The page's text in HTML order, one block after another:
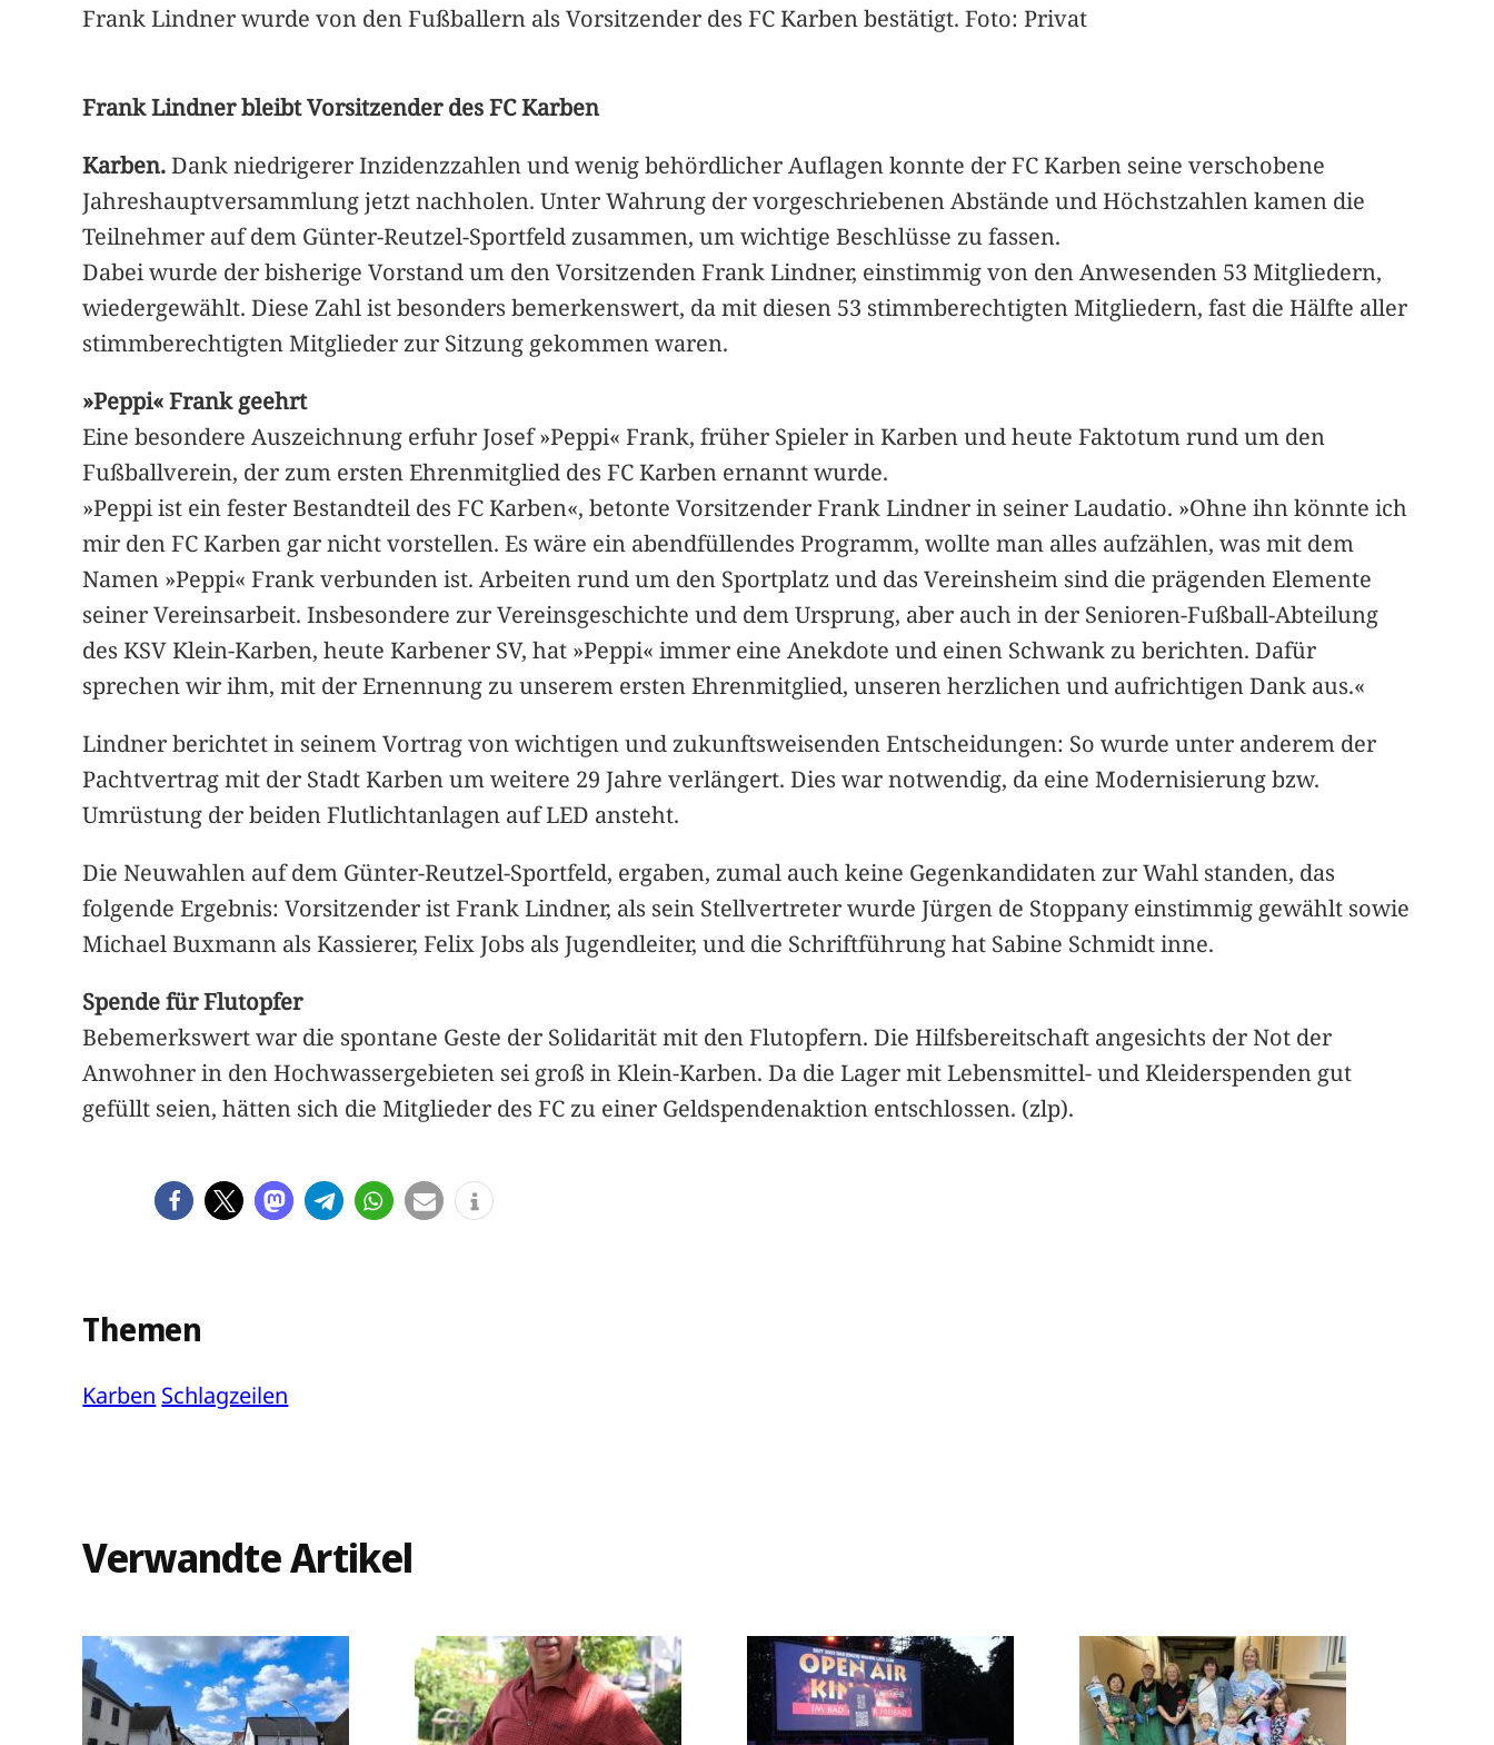
Frank Lindner wurde von den Fußballern als Vorsitzender des FC Karben bestätigt. Foto: Privat
Frank Lindner bleibt Vorsitzender des FC Karben
Karben.Dank niedrigerer Inzidenzzahlen und wenig behördlicher Auflagen konnte der FC Karben seine verschobene
Jahreshauptversammlung jetzt nachholen. Unter Wahrung der vorgeschriebenen Abstände und Höchstzahlen kamen die
Teilnehmer auf dem Günter-Reutzel-Sportfeld zusammen, um wichtige Beschlüsse zu fassen.
Dabei wurde der bisherige Vorstand um den Vorsitzenden Frank Lindner, einstimmig von den Anwesenden 53 Mitgliedern,
wiedergewählt. Diese Zahl ist besonders bemerkenswert, da mit diesen 53 stimmberechtigten Mitgliedern, fast die Hälfte aller
stimmberechtigten Mitglieder zur Sitzung gekommen waren.
»Peppi« Frank geehrt
Eine besondere Auszeichnung erfuhr Josef »Peppi« Frank, früher Spieler in Karben und heute Faktotum rund um den
Fußballverein, der zum ersten Ehrenmitglied des FC Karben ernannt wurde.
»Peppi ist ein fester Bestandteil des FC Karben«, betonte Vorsitzender Frank Lindner in seiner Laudatio. »Ohne ihn könnte ich
mir den FC Karben gar nicht vorstellen. Es wäre ein abendfüllendes Programm, wollte man alles aufzählen, was mit dem
Namen »Peppi« Frank verbunden ist. Arbeiten rund um den Sportplatz und das Vereinsheim sind die prägenden Elemente
seiner Vereinsarbeit. Insbesondere zur Vereinsgeschichte und dem Ursprung, aber auch in der Senioren-Fußball-Abteilung
des KSV Klein-Karben, heute Karbener SV, hat »Peppi« immer eine Anekdote und einen Schwank zu berichten. Dafür
sprechen wir ihm, mit der Ernennung zu unserem ersten Ehrenmitglied, unseren herzlichen und aufrichtigen Dank aus.«
Lindner berichtet in seinem Vortrag von wichtigen und zukunftsweisenden Entscheidungen: So wurde unter anderem der
Pachtvertrag mit der Stadt Karben um weitere 29 Jahre verlängert. Dies war notwendig, da eine Modernisierung bzw.
Umrüstung der beiden Flutlichtanlagen auf LED ansteht.
Die Neuwahlen auf dem Günter-Reutzel-Sportfeld, ergaben, zumal auch keine Gegenkandidaten zur Wahl standen, das
folgende Ergebnis: Vorsitzender ist Frank Lindner, als sein Stellvertreter wurde Jürgen de Stoppany einstimmig gewählt sowie
Michael Buxmann als Kassierer, Felix Jobs als Jugendleiter, und die Schriftführung hat Sabine Schmidt inne.
Spende für Flutopfer
Bebemerkswert war die spontane Geste der Solidarität mit den Flutopfern. Die Hilfsbereitschaft angesichts der Not der
Anwohner in den Hochwassergebieten sei groß in Klein-Karben. Da die Lager mit Lebensmittel- und Kleiderspenden gut
gefüllt seien, hätten sich die Mitglieder des FC zu einer Geldspendenaktion entschlossen. (zlp).
Themen
Karben Schlagzeilen
Verwandte Artikel